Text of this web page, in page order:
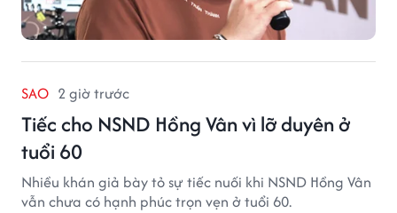
SAO 2 giờ trước
Tiếc cho NSND Hồng Vân vì lỡ duyên ở
tuổi 60
Nhiều khán giả bày tỏ sự tiếc nuối khi NSND Hồng Vân
vẫn chưa có hạnh phúc trọn vẹn ở tuổi 60.